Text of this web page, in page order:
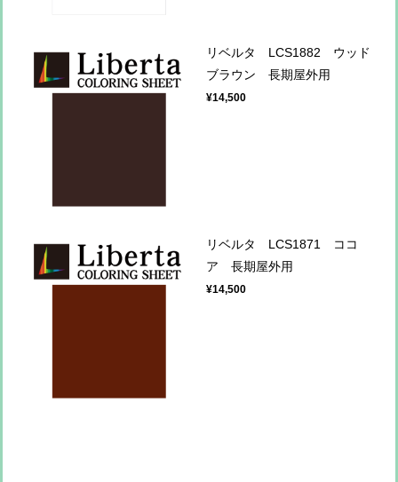
リベルタ LCS1882 ウッド
ブラウン 長期屋外用
¥14,500
リベルタ LCS1871 ココ
ア 長期屋外用
¥14,500